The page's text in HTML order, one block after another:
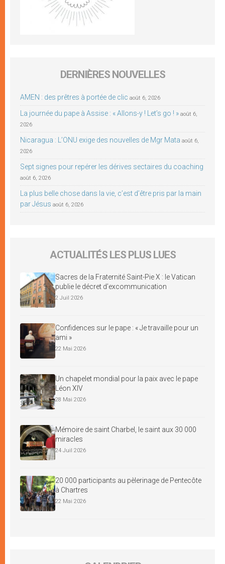
DERNIÈRES NOUVELLES
AMEN : des prêtres à portée de clic août 6, 2026
La journée du pape à Assise : « Allons-y ! Let’s go ! » août 6,
2026
Nicaragua : L’ONU exige des nouvelles de Mgr Mata août 6,
2026
Sept signes pour repérer les dérives sectaires du coaching
août 6, 2026
La plus belle chose dans la vie, c’est d’être pris par la main
par Jésus août 6, 2026
ACTUALITÉS LES PLUS LUES
Sacres de la Fraternité Saint-Pie X : le Vatican
publie le décret d’excommunication
2 Juil 2026
Confidences sur le pape : « Je travaille pour un
ami »
22 Mai 2026
Un chapelet mondial pour la paix avec le pape
Léon XIV
28 Mai 2026
Mémoire de saint Charbel, le saint aux 30 000
miracles
24 Juil 2026
20 000 participants au pèlerinage de Pentecôte
à Chartres
22 Mai 2026